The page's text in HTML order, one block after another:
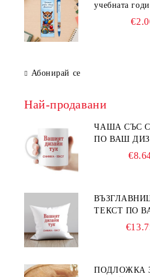
учебната
Абонирай се
Най-продавани
ЧАША СЪС
ПО ВАШ
ТЕКСТ ПО
ПОДЛОЖКА